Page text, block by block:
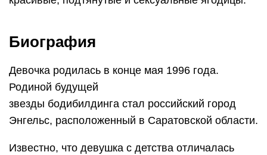
Биография
Девочка родилась в конце мая 1996 года.
Родиной будущей
звезды бодибилдинга стал российский город
Энгельс, расположенный в Саратовской области.
Известно, что девушка с детства отличалась